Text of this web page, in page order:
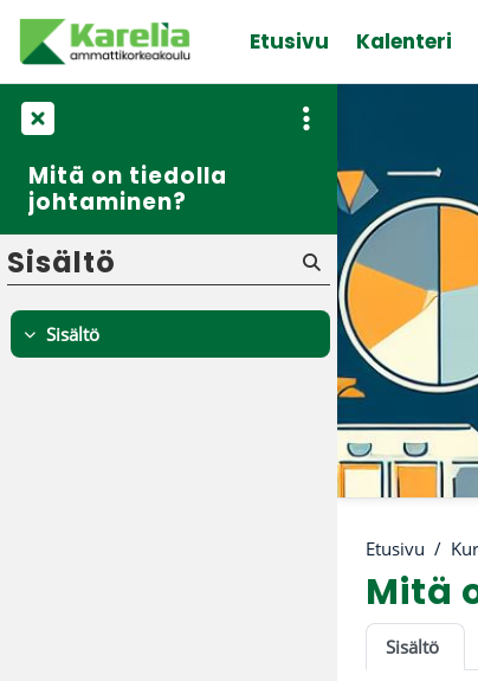
Etusivu Kalenteri
Etusivu
Mitä
Sisältö
Mitä on tiedolla
johtaminen?
Sisältö
Tiivistä
Sisältö